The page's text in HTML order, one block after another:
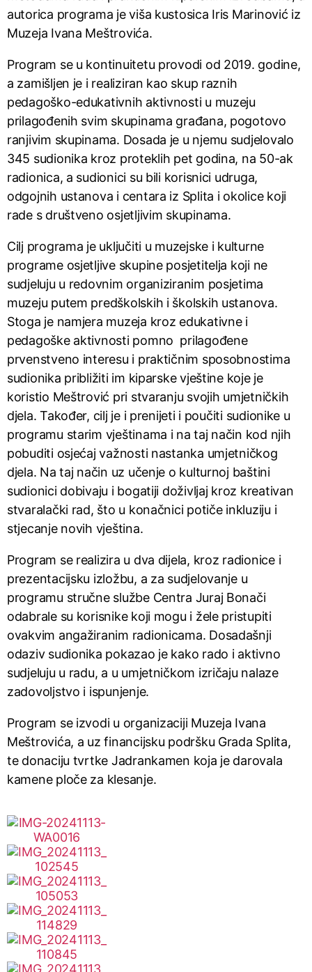
autorica programa je viša kustosica Iris Marinović iz
Muzeja Ivana Meštrovića.
Program se u kontinuitetu provodi od 2019. godine,
a zamišljen je i realiziran kao skup raznih
pedagoško-edukativnih aktivnosti u muzeju
prilagođenih svim skupinama građana, pogotovo
ranjivim skupinama. Dosada je u njemu sudjelovalo
345 sudionika kroz proteklih pet godina, na 50-ak
radionica, a sudionici su bili korisnici udruga,
odgojnih ustanova i centara iz Splita i okolice koji
rade s društveno osjetljivim skupinama.
Cilj programa je uključiti u muzejske i kulturne
programe osjetljive skupine posjetitelja koji ne
sudjeluju u redovnim organiziranim posjetima
muzeju putem predškolskih i školskih ustanova.
Stoga je namjera muzeja kroz edukativne i
pedagoške aktivnosti pomno prilagođene
prvenstveno interesu i praktičnim sposobnostima
sudionika približiti im kiparske vještine koje je
koristio Meštrović pri stvaranju svojih umjetničkih
djela. Također, cilj je i prenijeti i poučiti sudionike u
programu starim vještinama i na taj način kod njih
pobuditi osjećaj važnosti nastanka umjetničkog
djela. Na taj način uz učenje o kulturnoj baštini
sudionici dobivaju i bogatiji doživljaj kroz kreativan
stvaralački rad, što u konačnici potiče inkluziju i
stjecanje novih vještina.
Program se realizira u dva dijela, kroz radionice i
prezentacijsku izložbu, a za sudjelovanje u
programu stručne službe Centra Juraj Bonači
odabrale su korisnike koji mogu i žele pristupiti
ovakvim angažiranim radionicama. Dosadašnji
odaziv sudionika pokazao je kako rado i aktivno
sudjeluju u radu, a u umjetničkom izričaju nalaze
zadovoljstvo i ispunjenje.
Program se izvodi u organizaciji Muzeja Ivana
Meštrovića, a uz financijsku podršku Grada Splita,
te donaciju tvrtke Jadrankamen koja je darovala
kamene ploče za klesanje.